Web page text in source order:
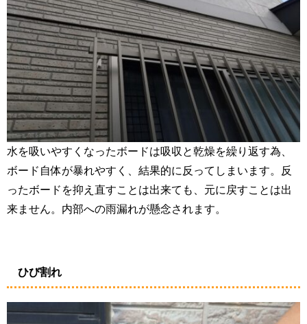
水を吸いやすくなったボードは吸収と乾燥を繰り返す為、
ボード自体が暴れやすく、結果的に反ってしまいます。反
ったボードを抑え直すことは出来ても、元に戻すことは出
来ません。内部への雨漏れが懸念されます。
ひび割れ